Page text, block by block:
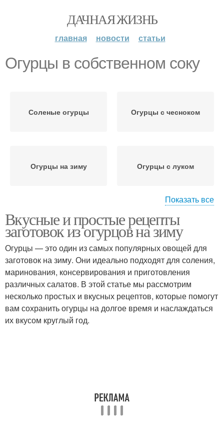
ДАЧНАЯ ЖИЗНЬ
главная новости статьи
Огурцы в собственном соку
Соленые огурцы Огурцы с чесноком
Огурцы на зиму Огурцы с луком
Малосольные огурцы Огурцы без уксуса
Огурцы с лимонной
кислотой
Огурцы с лимоном
Огурцы с ароматными
Показать все
Вкусные и простые рецепты
заготовок из огурцов на зиму
Огурцы — это один из самых популярных овощей для
заготовок на зиму. Они идеально подходят для соления,
маринования, консервирования и приготовления
различных салатов. В этой статье мы рассмотрим
несколько простых и вкусных рецептов, которые помогут
вам сохранить огурцы на долгое время и наслаждаться
их вкусом круглый год.